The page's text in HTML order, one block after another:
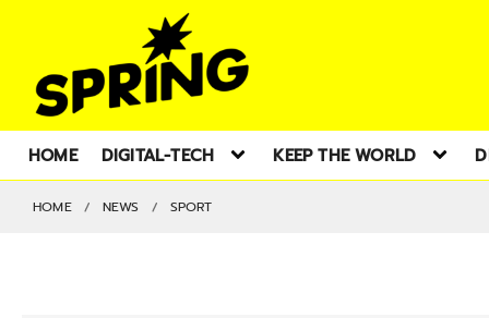
HOME DIGITAL-TECH KEEP THE WORLD
HOME NEWS SPORT